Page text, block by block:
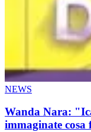
NEWS
Wanda Nara:
immaginate